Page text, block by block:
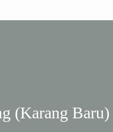
(Karang Baru)